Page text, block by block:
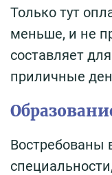
Только тут
меньше, и не
составляет
приличные
Востребованы